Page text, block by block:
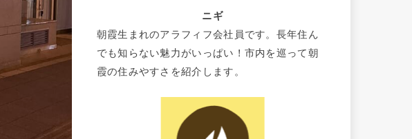
ニギ
朝霞生まれのアラフィフ会社員です。長年住ん
でも知らない魅力がいっぱい！市内を巡って朝
霞の住みやすさを紹介します。